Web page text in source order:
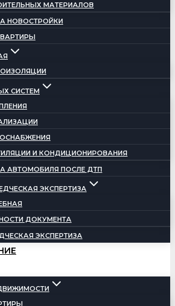
МАТЕРИАЛОВ
НОВОСТРОЙКИ
СИСТЕМ
И КОНДИЦИОНИРОВАНИЯ
АВТОМОБИЛЯ ПОСЛЕ ДТП
ЭКСПЕРТИЗА
ДОКУМЕНТА
ЭКСПЕРТИЗА